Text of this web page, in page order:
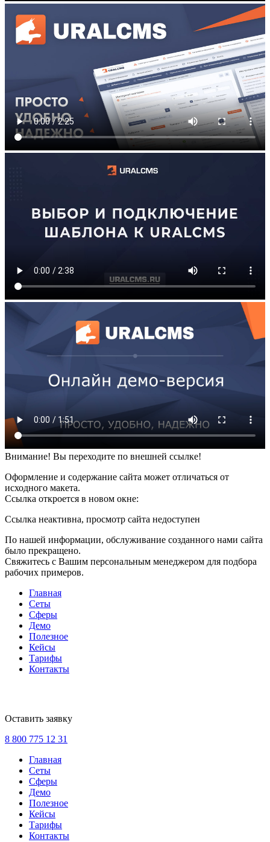
Внимание! Вы переходите по внешней ссылке!
Оформление и содержание сайта может отличаться от
исходного макета.
Ссылка откроется в новом окне:
Ссылка неактивна, просмотр сайта недоступен
По нашей информации, обслуживание созданного нами сайта
было прекращено.
Свяжитесь с Вашим персональным менеджером для подбора
рабочих примеров.
Главная
Сеты
Сферы
Демо
Полезное
Кейсы
Тарифы
Контакты
Оставить заявку
8 800 775 12 31
Главная
Сеты
Сферы
Демо
Полезное
Кейсы
Тарифы
Контакты